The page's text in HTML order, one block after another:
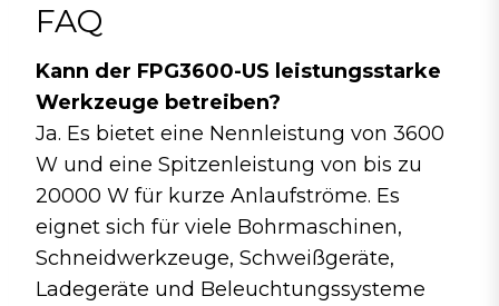
FAQ
Kann der FPG3600-US leistungsstarke
Werkzeuge betreiben?
Ja. Es bietet eine Nennleistung von 3600
W und eine Spitzenleistung von bis zu
20000 W für kurze Anlaufströme. Es
eignet sich für viele Bohrmaschinen,
Schneidwerkzeuge, Schweißgeräte,
Ladegeräte und Beleuchtungssysteme